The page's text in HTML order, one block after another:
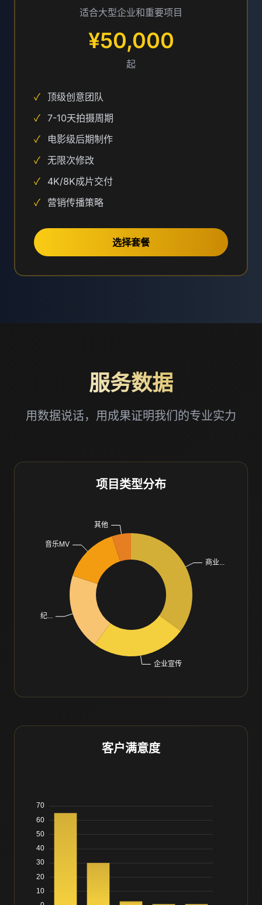
适合大型企业和重要项目
¥50,000
起
✓ 顶级创意团队
✓ 7-10天拍摄周期
✓
电影级后期制作
✓ 无限次修改
✓
4K/8K成片交付
✓
营销传播策略
选择套餐
服务数据
用数据说话，用成果证明我们的专业实力
项目类型分布
客户满意度